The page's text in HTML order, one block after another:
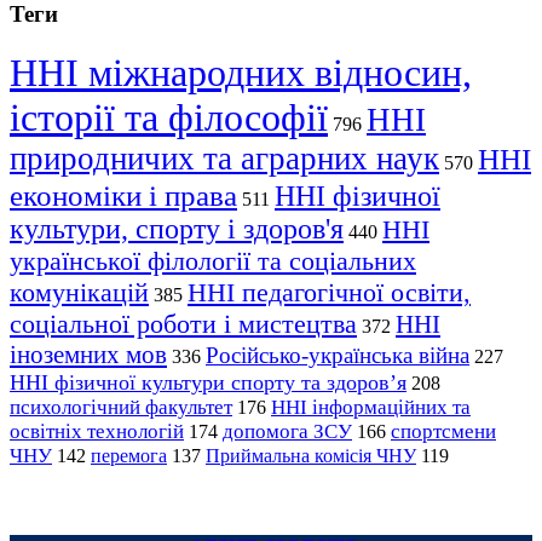
Теги
ННІ міжнародних відносин,
історії та філософії 796 ННІ
природничих та аграрних наук 570 ННІ
економіки і права 511 ННІ фізичної
культури, спорту і здоров'я 440 ННІ
української філології та соціальних
комунікацій 385 ННІ педагогічної освіти,
соціальної роботи і мистецтва 372 ННІ
іноземних мов 336 Російсько-українська війна 227
ННІ фізичної культури спорту та здоров’я 208
психологічний факультет 176 ННІ інформаційних та
освітніх технологій 174 допомога ЗСУ 166 спортсмени
ЧНУ 142 перемога 137 Приймальна комісія ЧНУ 119